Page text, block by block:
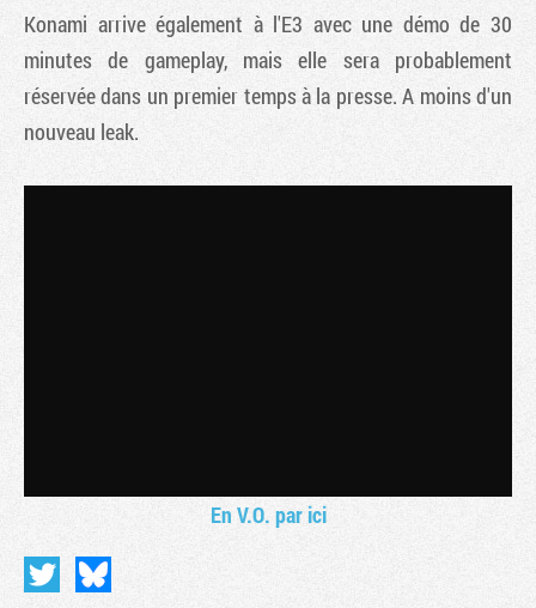
Konami arrive également à l'E3 avec une démo de 30
minutes de gameplay, mais elle sera probablement
réservée dans un premier temps à la presse. A moins d'un
nouveau leak.
En V.O. par ici